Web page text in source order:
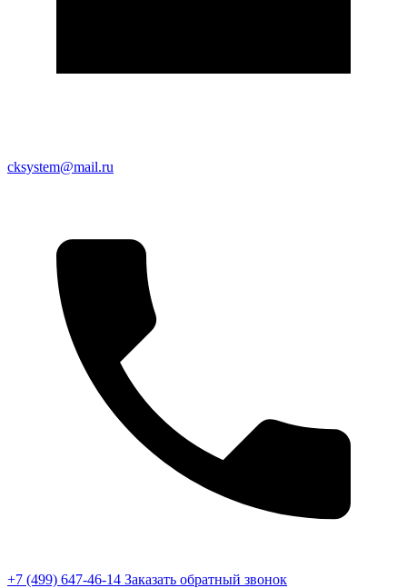
cksystem@mail.ru
+7 (499) 647-46-14 Заказать обратный звонок